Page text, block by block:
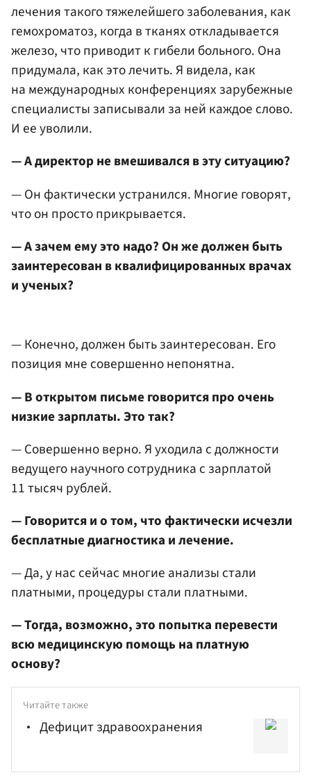
лечения такого тяжелейшего заболевания, как
гемохроматоз, когда в тканях откладывается
железо, что приводит к гибели больного. Она
придумала, как это лечить. Я видела, как
на международных конференциях зарубежные
специалисты записывали за ней каждое слово.
И ее уволили.
— А директор не вмешивался в эту ситуацию?
— Он фактически устранился. Многие говорят,
что он просто прикрывается.
— А зачем ему это надо? Он же должен быть
заинтересован в квалифицированных врачах
и ученых?
— Конечно, должен быть заинтересован. Его
позиция мне совершенно непонятна.
— В открытом письме говорится про очень
низкие зарплаты. Это так?
— Совершенно верно. Я уходила с должности
ведущего научного сотрудника с зарплатой
11 тысяч рублей.
— Говорится и о том, что фактически исчезли
бесплатные диагностика и лечение.
— Да, у нас сейчас многие анализы стали
платными, процедуры стали платными.
— Тогда, возможно, это попытка перевести
всю медицинскую помощь на платную
основу?
Читайте также
Дефицит здравоохранения